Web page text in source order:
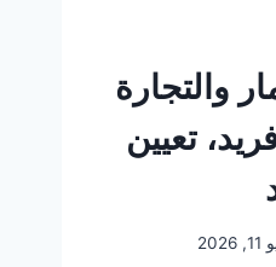
والتجارة
تعيين